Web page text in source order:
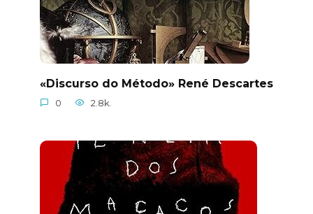
«Discurso do Método» René Descartes
0 2.8k.